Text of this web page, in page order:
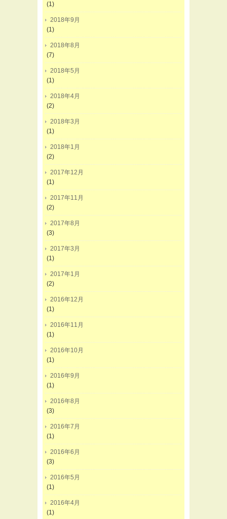
(1)
2018年9月
(1)
2018年8月
(7)
2018年5月
(1)
2018年4月
(2)
2018年3月
(1)
2018年1月
(2)
2017年12月
(1)
2017年11月
(2)
2017年8月
(3)
2017年3月
(1)
2017年1月
(2)
2016年12月
(1)
2016年11月
(1)
2016年10月
(1)
2016年9月
(1)
2016年8月
(3)
2016年7月
(1)
2016年6月
(3)
2016年5月
(1)
2016年4月
(1)